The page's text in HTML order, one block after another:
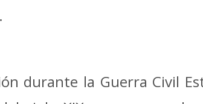
durante la Guerra Civil